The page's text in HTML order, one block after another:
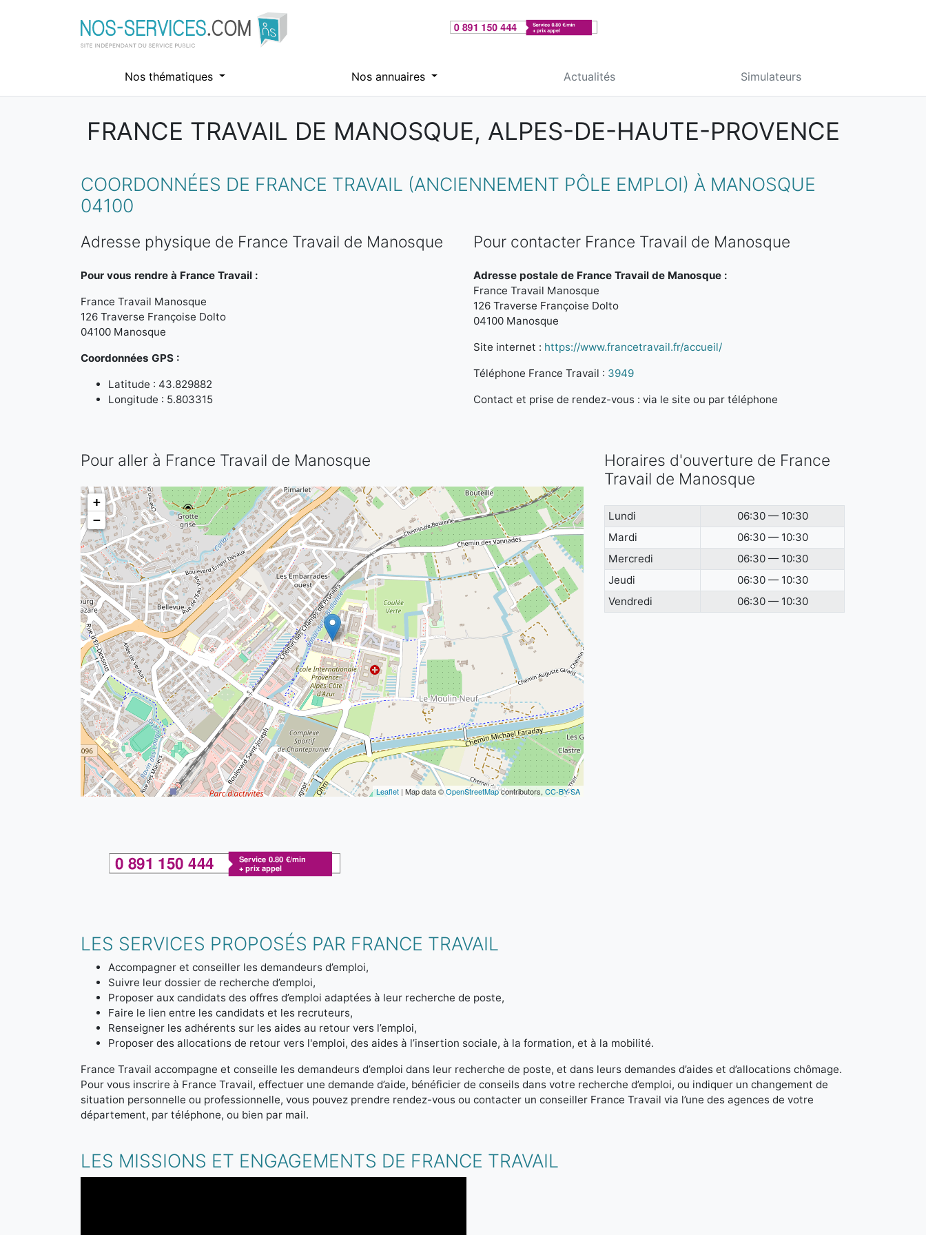
Aller au contenu principal
Nos thématiques Nos annuaires Actualités Simulateurs
FRANCE TRAVAIL DE MANOSQUE, ALPES-DE-HAUTE-PROVENCE
COORDONNÉES DE FRANCE TRAVAIL (ANCIENNEMENT PÔLE EMPLOI) À MANOSQUE
04100
Adresse physique de France Travail de Manosque
Pour vous rendre à France Travail :
France Travail Manosque
126 Traverse Françoise Dolto
04100 Manosque
Coordonnées GPS :
Latitude : 43.829882
Longitude : 5.803315
Pour contacter France Travail de Manosque
Adresse postale de France Travail de Manosque :
France Travail Manosque
126 Traverse Françoise Dolto
04100 Manosque
Site internet : https://www.francetravail.fr/accueil/
Téléphone France Travail : 3949
Contact et prise de rendez-vous : via le site ou par téléphone
Pour aller à France Travail de Manosque
+
−
Leaflet | Map data ©OpenStreetMapcontributors, CC-BY-SA
Horaires d'ouverture de France
Travail de Manosque
Lundi
06:30 — 10:30
Mardi
06:30 — 10:30
Mercredi
06:30 — 10:30
Jeudi
06:30 — 10:30
Vendredi
06:30 — 10:30
LES SERVICES PROPOSÉS PAR FRANCE TRAVAIL
Accompagner et conseiller les demandeurs d’emploi,
Suivre leur dossier de recherche d’emploi,
Proposer aux candidats des offres d’emploi adaptées à leur recherche de poste,
Faire le lien entre les candidats et les recruteurs,
Renseigner les adhérents sur les aides au retour vers l’emploi,
Proposer des allocations de retour vers l'emploi, des aides à l’insertion sociale, à la formation, et à la mobilité.
France Travail accompagne et conseille les demandeurs d’emploi dans leur recherche de poste, et dans leurs demandes d’aides et d’allocations chômage.
Pour vous inscrire à France Travail, effectuer une demande d’aide, bénéficier de conseils dans votre recherche d’emploi, ou indiquer un changement de
situation personnelle ou professionnelle, vous pouvez prendre rendez-vous ou contacter un conseiller France Travail via l’une des agences de votre
département, par téléphone, ou bien par mail.
LES MISSIONS ET ENGAGEMENTS DE FRANCE TRAVAIL